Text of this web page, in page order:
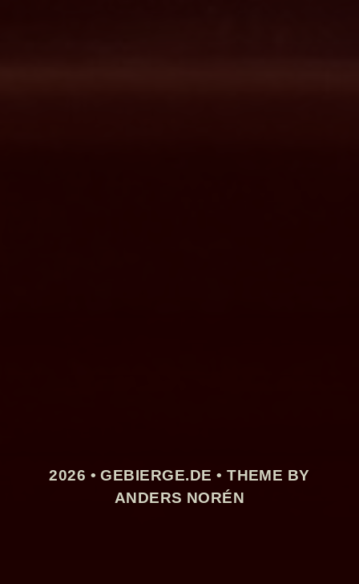
2026 •GEBIERGE.DE • THEME BY
ANDERS NORÉN